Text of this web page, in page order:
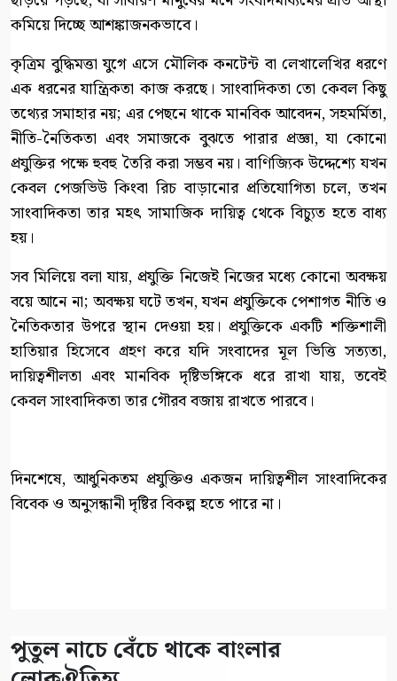
কমিয়ে দিচ্ছে আশঙ্কাজনকভাবে।
কৃত্রিম বুদ্ধিমত্তা যুগে এসে মৌলিক কনটেন্ট বা লেখালেখির ধরণে
এক ধরনের যান্ত্রিকতা কাজ করছে। সাংবাদিকতা তো কেবল কিছু
তথ্যের সমাহার নয়; এর পেছনে থাকে মানবিক আবেদন, সহমর্মিতা,
নীতি-নৈতিকতা এবং সমাজকে বুঝতে পারার প্রজ্ঞা, যা কোনো
প্রযুক্তির পক্ষে হুবহু তৈরি করা সম্ভব নয়। বাণিজ্যিক উদ্দেশ্যে যখন
কেবল পেজভিউ কিংবা রিচ বাড়ানোর প্রতিযোগিতা চলে, তখন
সাংবাদিকতা তার মহৎ সামাজিক দায়িত্ব থেকে বিচ্যুত হতে বাধ্য
হয়।
সব মিলিয়ে বলা যায়, প্রযুক্তি নিজেই নিজের মধ্যে কোনো অবক্ষয়
বয়ে আনে না; অবক্ষয় ঘটে তখন, যখন প্রযুক্তিকে পেশাগত নীতি ও
নৈতিকতার উপরে স্থান দেওয়া হয়। প্রযুক্তিকে একটি শক্তিশালী
হাতিয়ার হিসেবে গ্রহণ করে যদি সংবাদের মূল ভিত্তি সত্যতা,
দায়িত্বশীলতা এবং মানবিক দৃষ্টিভঙ্গিকে ধরে রাখা যায়, তবেই
কেবল সাংবাদিকতা তার গৌরব বজায় রাখতে পারবে।
দিনশেষে, আধুনিকতম প্রযুক্তিও একজন দায়িত্বশীল সাংবাদিকের
বিবেক ও অনুসন্ধানী দৃষ্টির বিকল্প হতে পারে না।
পুতুল নাচে বেঁচে থাকে বাংলার